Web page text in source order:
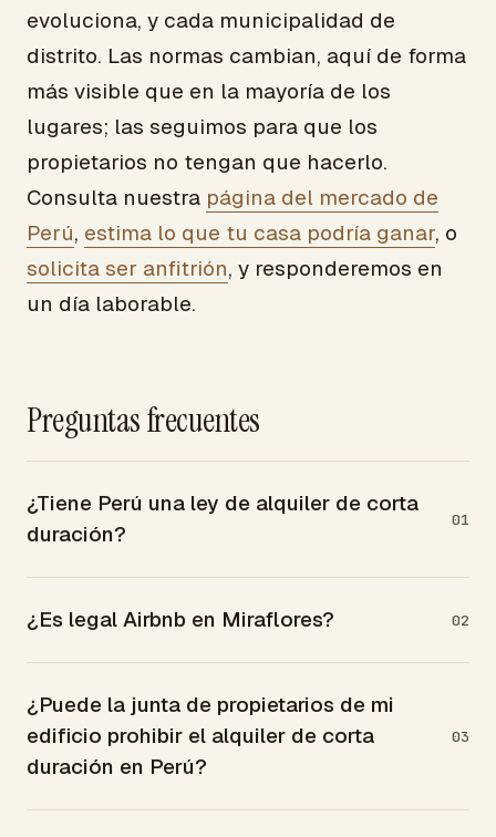
evoluciona, y cada municipalidad de
distrito. Las normas cambian, aquí de forma
más visible que en la mayoría de los
lugares; las seguimos para que los
propietarios no tengan que hacerlo.
Consulta nuestra página del mercado de
Perú, estima lo que tu casa podría ganar, o
solicita ser anfitrión, y responderemos en
un día laborable.
Preguntas frecuentes
¿Tiene Perú una ley de alquiler de corta
duración?
01
¿Es legal Airbnb en Miraflores? 02
¿Puede la junta de propietarios de mi
edificio prohibir el alquiler de corta
duración en Perú?
03